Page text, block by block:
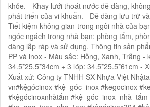
khỏe. - Khay lưới thoát nước dễ dàng,
phát triển của vi khuẩn. - Dễ dàng lưu trữ
Tiết kiệm không gian trong ngôi nhà của
ngóc ngách trong nhà bạn: phòng tắm,
dàng lắp ráp và sử dụng. Thông tin sản
PP và inox - Màu sắc: Hồng, Xanh, Trắng -
34.5*25.5*34cm + 3 lớp: 34.5*25.5*61cm -
Xuất xứ: Công ty TNHH SX Nhựa Việt
vn#kệgócinox #kệ_góc_inox #kegocinox
#kệgócinoxnhàtắm